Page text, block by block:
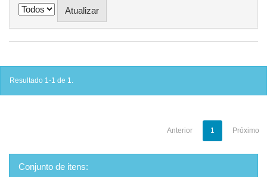
Resultado 1-1 de 1.
Anterior 1 Próximo
Conjunto de itens: